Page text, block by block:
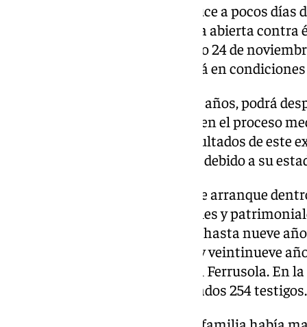
El ingreso hospitalario se produce a pocos días
Audiencia Nacional por la causa abierta contra
familia, previsto para el próximo 24 de
valorado para determinar si está en
Aún se desconoce si Pujol, de 95 años, podrá
solicita su defensa, participará en el proceso
la capital catalana. Tras los resultados de este
decidir si accede a esa solicitud, debido a su
El proceso, que está previsto que arranque
supuestas irregularidades fiscales y
La Fiscalía solicita una pena de hasta nueve
expresidente y pide entre ocho y veintinueve
Gironés, exesposa de Jordi Pujol Ferrusola. En
total de 17 acusados y están citados 254 testigos.